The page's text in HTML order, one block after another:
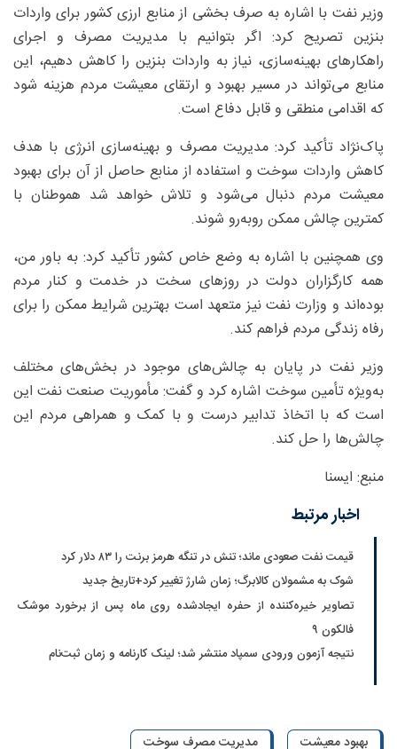
وزیر نفت با اشاره به صرف بخشی از منابع ارزی کشور برای واردات
بنزین تصریح کرد: اگر بتوانیم با مدیریت مصرف و اجرای
راهکارهای بهینه‌سازی، نیاز به واردات بنزین را کاهش دهیم، این
منابع می‌تواند در مسیر بهبود و ارتقای معیشت مردم هزینه شود
که اقدامی منطقی و قابل دفاع است.
پاک‌نژاد تأکید کرد: مدیریت مصرف و بهینه‌سازی انرژی با هدف
کاهش واردات سوخت و استفاده از منابع حاصل از آن برای بهبود
معیشت مردم دنبال می‌شود و تلاش خواهد شد هموطنان با
کمترین چالش ممکن روبه‌رو شوند.
وی همچنین با اشاره به وضع خاص کشور تأکید کرد: به باور من،
همه کارگزاران دولت در روزهای سخت در خدمت و کنار مردم
بوده‌اند و وزارت نفت نیز متعهد است بهترین شرایط ممکن را برای
رفاه زندگی مردم فراهم کند.
وزیر نفت در پایان به چالش‌های موجود در بخش‌های مختلف
به‌ویژه تأمین سوخت اشاره کرد و گفت: مأموریت صنعت نفت این
است که با اتخاذ تدابیر درست و با کمک و همراهی مردم این
چالش‌ها را حل کند.
منبع: ایسنا
اخبار مرتبط
قیمت نفت صعودی ماند؛ تنش در تنگه هرمز برنت را ۸۳ دلار کرد
شوک به مشمولان کالابرگ؛ زمان شارژ تغییر کرد+تاریخ جدید
تصاویر خیره‌کننده از حفره ایجادشده روی ماه پس از برخورد موشک
فالکون ۹
نتیجه آزمون ورودی سمپاد منتشر شد؛ لینک کارنامه و زمان ثبت‌نام
بهبود معیشت مدیریت مصرف سوخت